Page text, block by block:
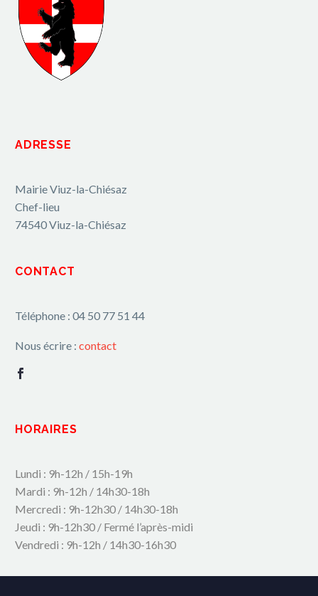
ADRESSE
Mairie Viuz-la-Chiésaz
Chef-lieu
74540 Viuz-la-Chiésaz
CONTACT
Téléphone : 04 50 77 51 44
Nous écrire : contact
HORAIRES
Lundi : 9h-12h / 15h-19h
Mardi : 9h-12h / 14h30-18h
Mercredi : 9h-12h30 / 14h30-18h
Jeudi : 9h-12h30 / Fermé l’après-midi
Vendredi : 9h-12h / 14h30-16h30